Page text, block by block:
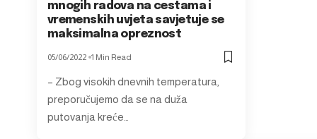
mnogih radova na cestama i
vremenskih uvjeta savjetuje se
maksimalna opreznost
05/06/2022 1 Min Read
– Zbog visokih dnevnih temperatura,
preporučujemo da se na duža
putovanja kreće…